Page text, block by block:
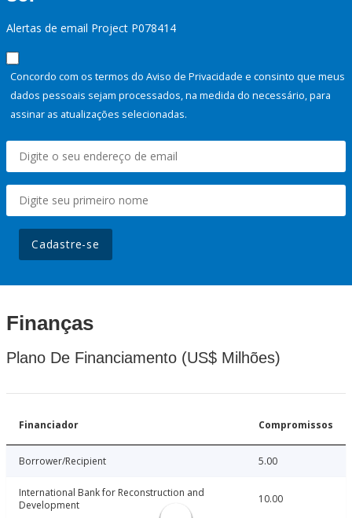
Alertas de email Project P078414
Concordo com os termos do Aviso de Privacidade e consinto que meus
dados pessoais sejam processados, na medida do necessário, para
assinar as atualizações selecionadas.
Cadastre-se
Finanças
Plano De Financiamento (US$ Milhões)
Financiador Compromissos
Borrower/Recipient 5.00
International Bank for Reconstruction and
Development
10.00